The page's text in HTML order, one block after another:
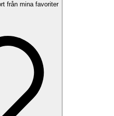
från mina favoriter